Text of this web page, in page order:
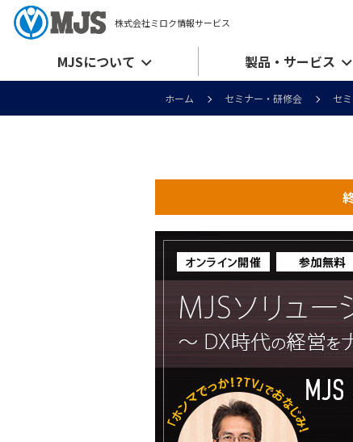
株式会社ミロク情報サービス
MJSについて 製品・サービス
ホーム セミナー・研修会 セ